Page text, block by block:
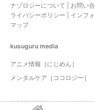
ナゾロジーについて お問い
ライバシーポリシー
インフ
マップ
kusuguru media
アニメ情報［にじめん］
メンタルケア［ココロジー］
© 2017-2026 nazology. all rights